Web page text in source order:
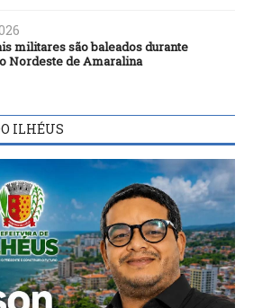
militares são baleados durante
Nordeste de Amaralina
ILHÉUS